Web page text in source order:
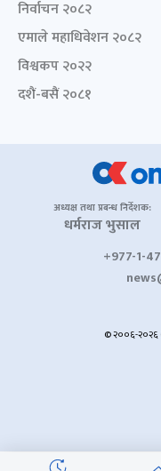
निर्वाचन २०८२
एमाले महाधिवेशन २०८२
विश्वकप २०२२
दशैं-बसैं २०८१
अध्यक्ष तथा प्रबन्ध निर्देशक:
धर्मराज भुसाल
+977-1-
© २००६-२०२६